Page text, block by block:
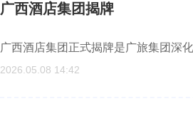
广西酒店集团揭牌
广西酒店集团正式揭牌是广旅集团深
2026.05.08 14:42